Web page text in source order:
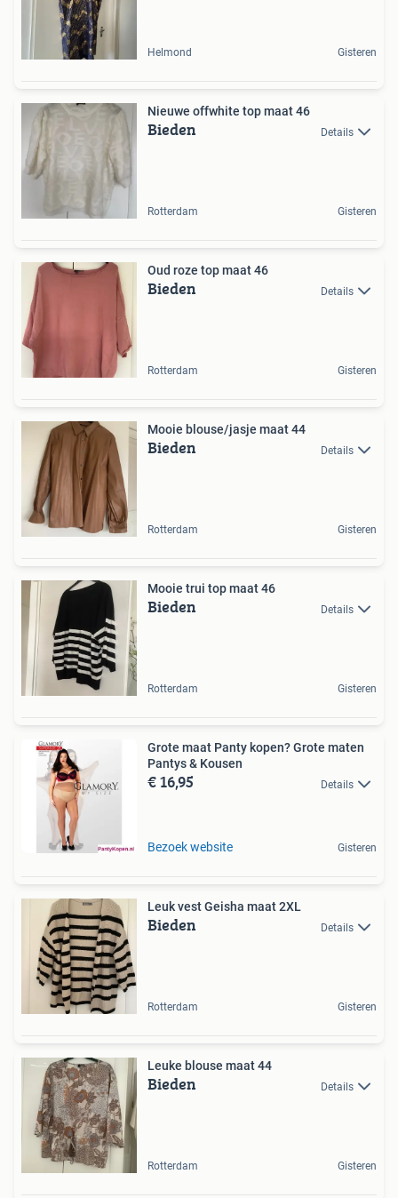
Helmond Gisteren
Nieuwe offwhite top maat 46
Bieden Details
Rotterdam Gisteren
Oud roze top maat 46
Bieden Details
Rotterdam Gisteren
Mooie blouse/jasje maat 44
Bieden Details
Rotterdam Gisteren
Mooie trui top maat 46
Bieden Details
Rotterdam Gisteren
Grote maat Panty kopen? Grote maten
Pantys & Kousen
€ 16,95 Details
Bezoek website Gisteren
Leuk vest Geisha maat 2XL
Bieden Details
Rotterdam Gisteren
Leuke blouse maat 44
Bieden Details
Rotterdam Gisteren